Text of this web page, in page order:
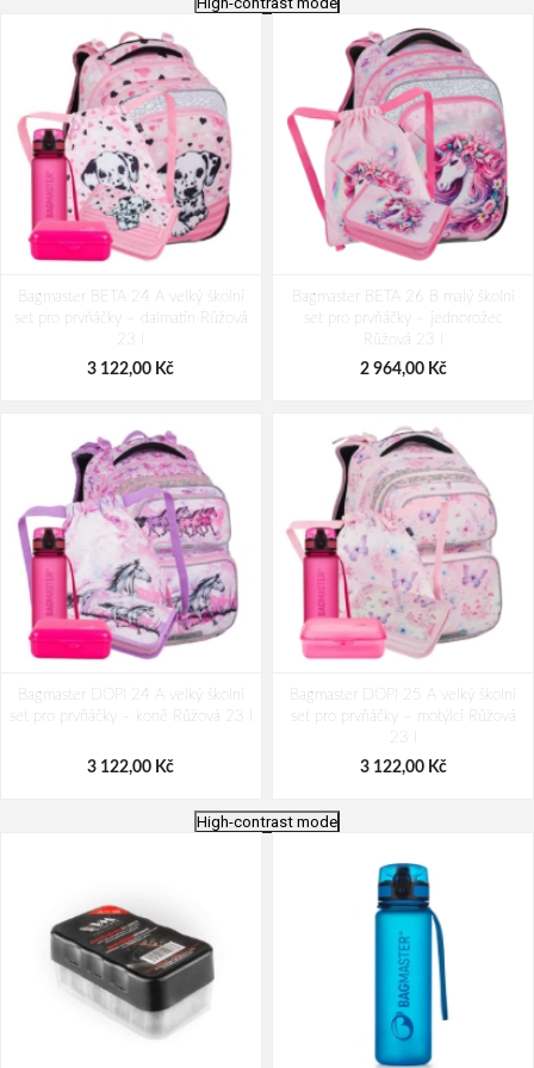
Bagmaster BETA 24 A velký školní
set pro prvňáčky – dalmatin Růžová
23 l
3 122,00 Kč
Bagmaster BETA 26 B malý školní
set pro prvňáčky – jednorožec
Růžová 23 l
2 964,00 Kč
Bagmaster DOPI 24 A velký školní
set pro prvňáčky – koně Růžová 23 l
3 122,00 Kč
Bagmaster DOPI 25 A velký školní
set pro prvňáčky – motýlci Růžová
23 l
3 122,00 Kč
High-contrast mode